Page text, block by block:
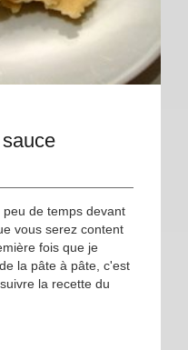
de temps devant
vous serez content
fois que je
la pâte à pâte, c'est
la recette du